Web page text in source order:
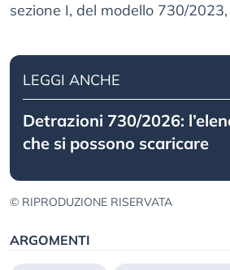
sezione I, del modello 730/
LEGGI ANCHE
Detrazioni 730/2026:
che si possono scaricare
© RIPRODUZIONE RISERVATA
ARGOMENTI